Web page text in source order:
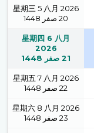
星期三 5 八月 2026
1448 صفر 20
星期四 6 八月
2026
1448 صفر 21
星期五 7 八月 2026
1448 صفر 22
星期六 8 八月 2026
1448 صفر 23